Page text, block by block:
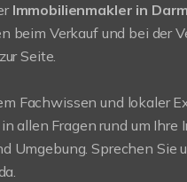
Immobilienmakler in
beim Verkauf und bei der
Seite.
Fachwissen und lokaler
allen Fragen rund um Ihre
Umgebung. Sprechen Sie